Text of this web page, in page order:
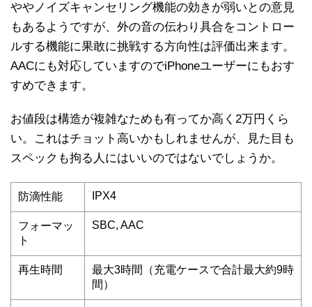
ややノイズキャンセリング機能の効きが弱いとの意見
もあるようですが、外の音の伝わり具合をコントロー
ルする機能に果敢に挑戦する方向性は評価出来ます。
AACにも対応していますのでiPhoneユーザーにもおす
すめできます。
お値段は構造が複雑なためも有ってか高く2万円くら
い。これはチョット高いかもしれませんが、見た目も
スペックも拘る人にはいいのではないでしょうか。
防滴性能 IPX4
フォーマッ
ト
SBC, AAC
再生時間
最大3時間（充電ケースで合計最大約9時
間）